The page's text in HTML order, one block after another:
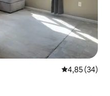
Évaluation
4,85 (34)